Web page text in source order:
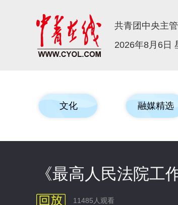
共青团中央主
2026年8月6日
文化 融媒精选
《最高人民法院工
11485人观看